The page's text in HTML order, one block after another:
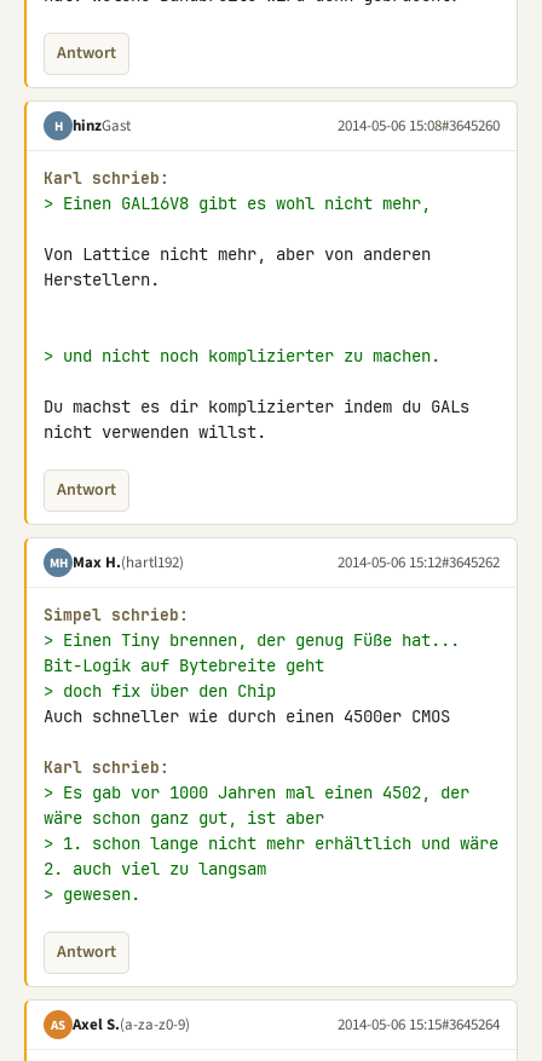
Antwort
H hinzGast 2014-05-06 15:08#3645260
Karl schrieb:
> Einen GAL16V8 gibt es wohl nicht mehr,
Von Lattice nicht mehr, aber von anderen
Herstellern.
> und nicht noch komplizierter zu machen.
Du machst es dir komplizierter indem du GALs
nicht verwenden willst.
Antwort
MH Max H.(hartl192) 2014-05-06 15:12#3645262
Simpel schrieb:
> Einen Tiny brennen, der genug Füße hat...
Bit-Logik auf Bytebreite geht
> doch fix über den Chip
Auch schneller wie durch einen 4500er CMOS
Karl schrieb:
> Es gab vor 1000 Jahren mal einen 4502, der
wäre schon ganz gut, ist aber
> 1. schon lange nicht mehr erhältlich und wäre
2. auch viel zu langsam
> gewesen.
Antwort
AS Axel S.(a-za-z0-9) 2014-05-06 15:15#3645264